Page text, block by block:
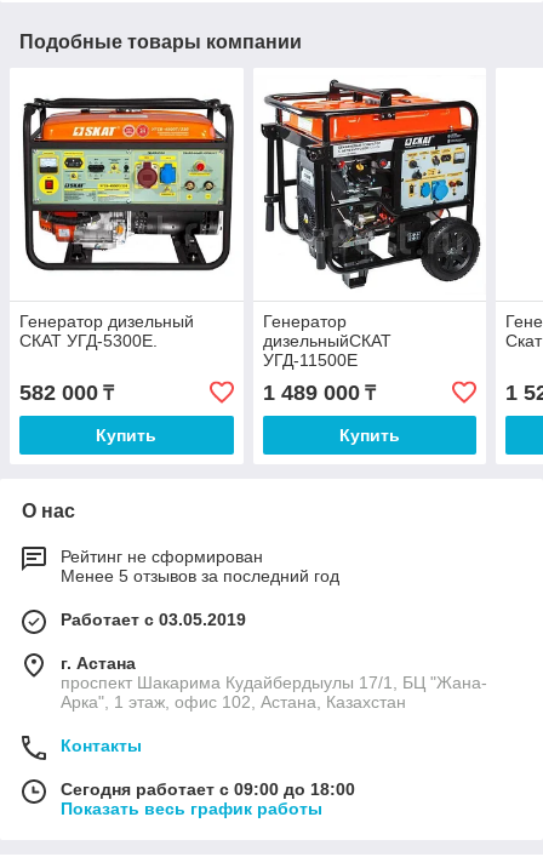
Подобные товары компании
Генератор дизельный
СКАТ УГД-5300Е.
582 000 ₸
Купить
Генератор
дизельныйСКАТ
УГД-11500E
1 489 000₸
Купить
1
О нас
Рейтинг не сформирован
Менее 5 отзывов за последний год
Работает с 03.05.2019
г. Астана
проспект Шакарима Кудайбердыулы 17/1, БЦ "Жана-
Арка", 1 этаж, офис 102, Астана, Казахстан
Контакты
Сегодня работает с 09:00 до 18:00
Показать весь график работы